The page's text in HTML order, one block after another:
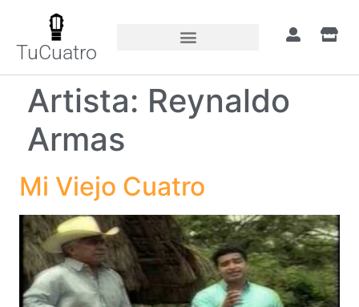
TuCuatro
Artista: Reynaldo
Armas
Mi Viejo Cuatro